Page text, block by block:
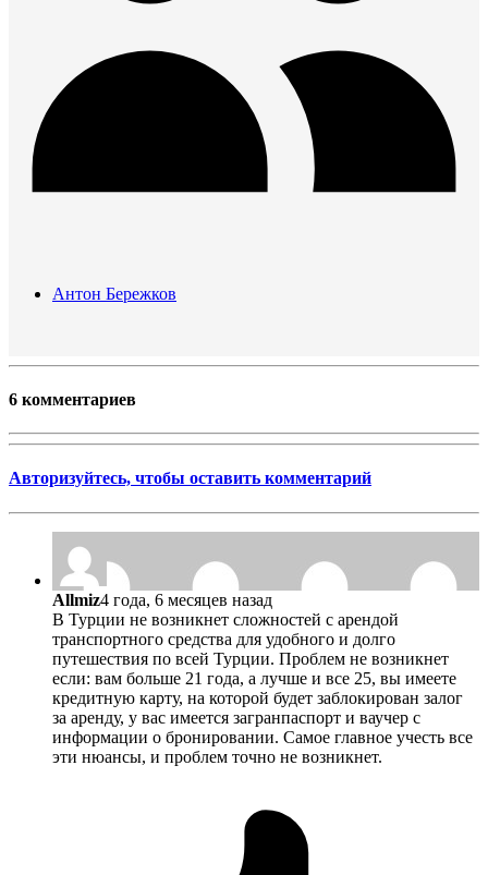
Антон Бережков
6 комментариев
Авторизуйтесь, чтобы оставить комментарий
Allmiz4 года, 6 месяцев назад
В Турции не возникнет сложностей с арендой
транспортного средства для удобного и долго
путешествия по всей Турции. Проблем не возникнет
если: вам больше 21 года, а лучше и все 25, вы имеете
кредитную карту, на которой будет заблокирован залог
за аренду, у вас имеется загранпаспорт и ваучер с
информации о бронировании. Самое главное учесть все
эти нюансы, и проблем точно не возникнет.